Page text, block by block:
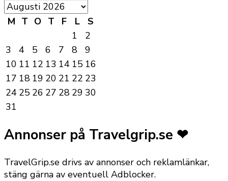
M T O T F L
S
1
2
3
4 5 6 7 8
9
10 11 12 13 14 15 16
17 18 19 20 21 22 23
24 25 26 27 28 29 30
31
Annonser på Travelgrip.se ❤
TravelGrip.se drivs av annonser och reklamlänkar,
stäng gärna av eventuell Adblocker.